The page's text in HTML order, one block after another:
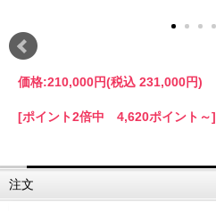
価格:210,000円(税込 231,000円)
[ポイント2倍中 4,620ポイント～]
注文